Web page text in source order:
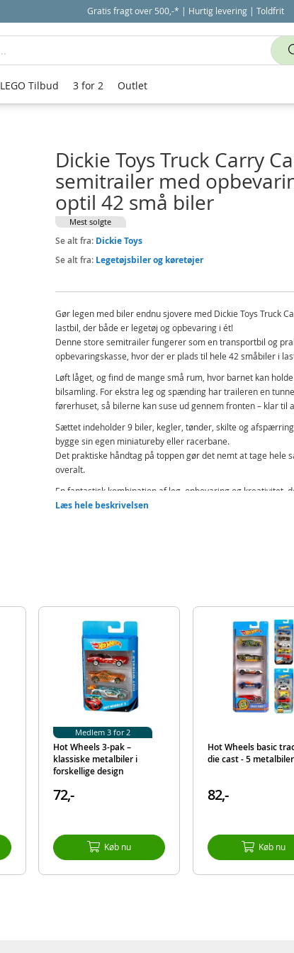
Gratis fragt over 500,-* | Hurtig levering | Toldfrit
Dickie Toys Truck Carry
semitrailer med
optil 42 små biler
Mest solgte
Se alt fra: Dickie Toys
Se alt fra: Legetøjsbiler og køretøjer
Gør legen med biler endnu sjovere med Dickie Toys Truck
lastbil, der både er legetøj og opbevaring i ét!
Denne store semitrailer fungerer som en transportbil og
opbevaringskasse, hvor der er plads til hele 42 småbiler i
Løft låget, og find de mange små rum, hvor barnet kan
bilsamling. For ekstra leg og spænding har traileren en
førerhuset, så bilerne kan suse ud gennem fronten – klar til
Sættet indeholder 9 biler, kegler, tønder, skilte og
bygge sin egen miniatureby eller racerbane.
Det praktiske håndtag på toppen gør det nemt at tage hele
overalt.
En fantastisk kombination af leg, opbevaring og kreativitet,
sjov og eventyr for små bilentusiaster!
4 blokeringer
Detaljer:
Mål: 61,5 x 12 x 20,3 cm (LxBxH)
Alder: fra 3 år
Produktdetaljer
Model
EAN 4006333059247
Læs hele beskrivelsen
Hot Wheels 3-pak –
klassiske metalbiler i
forskellige design
72,-
Køb nu
Medlem 3 for 2
Hot Wheels basic
die cast - 5 metalbiler
82,-
Køb nu
LEGO Tilbud 3 for 2 Outlet